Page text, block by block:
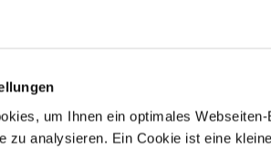
um Ihnen ein optimales
zu analysieren. Ein Cookie ist eine